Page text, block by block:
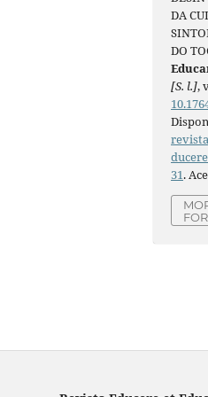
DA
DO
[S. l.],
31.